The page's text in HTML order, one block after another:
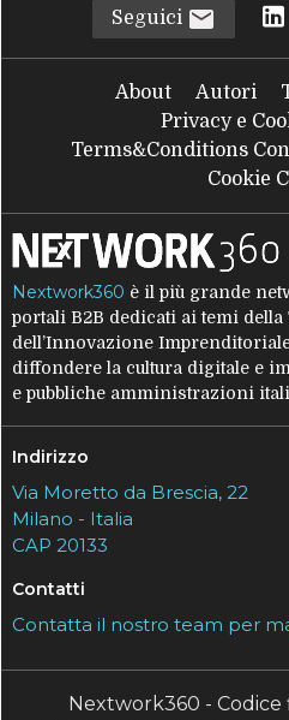
Seguici
About Autori
Privacy e
Terms&Conditions
Cookie
Nextwork360 è il più grande
portali B2B dedicati ai temi
dell’Innovazione
diffondere la cultura digitale e
e pubbliche amministrazioni
Indirizzo
Via Moretto da Brescia, 22
Milano - Italia
CAP 20133
Contatti
Contatta il nostro team per
Nextwork360 - Codice